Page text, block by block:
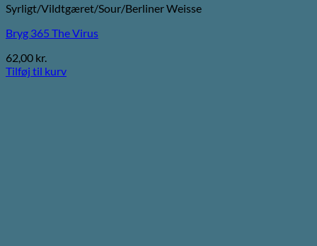
Syrligt/Vildtgæret/Sour/Berliner Weisse
Bryg 365 The Virus
62,00 kr.
Tilføj til kurv